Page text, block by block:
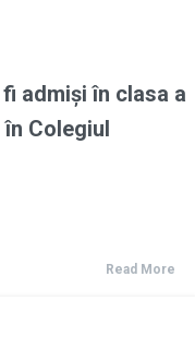
admişi în clasa a
Colegiul
Read More